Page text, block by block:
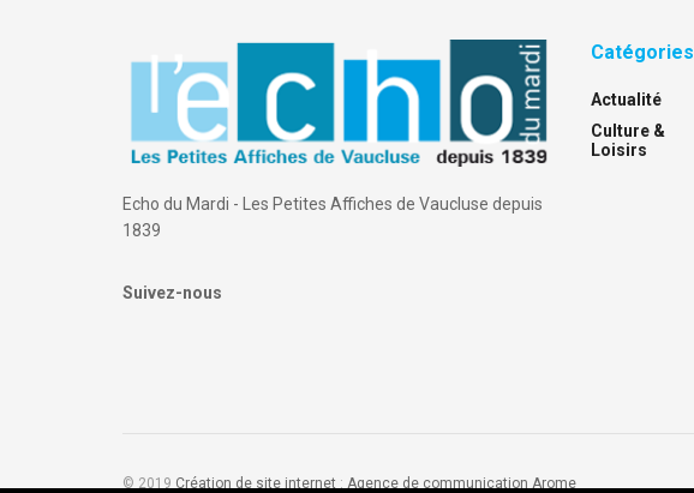
Echo du Mardi - Les Petites Affiches de Vaucluse depuis
1839
Suivez-nous
Catégories
Actualité
Culture &
Loisirs
© 2019 Création de site internet : Agence de communication Arome